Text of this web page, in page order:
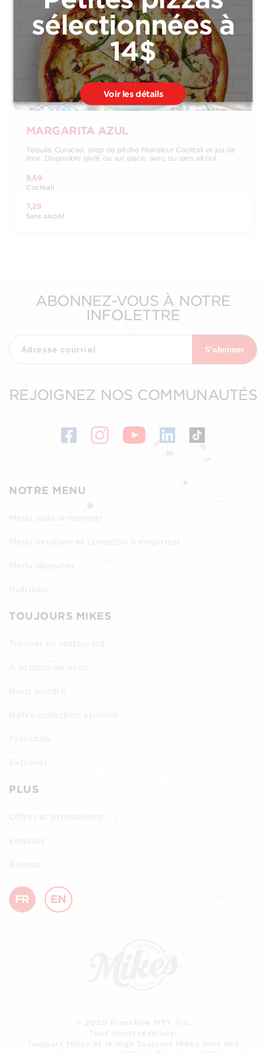
MARGARITA AZUL
Tequila, Curaçao, sirop de pêche Monsieur Cocktail et jus de
lime. Disponible givré ou sur glace, avec ou sans alcool.
9,69
Coctkail
7,29
Sans alcool
NOTRE MENU
Menu salle-à-manger
Menu livraison et comptoir à emporter
TOUJOURS MIKES
Nous joindre
PLUS
Emplois
Blogue
FR EN
ABONNEZ-VOUS À NOTRE
INFOLETTRE
S'abonner
REJOIGNEZ NOS COMMUNAUTÉS
© 2020 Franchise MTY Inc.
Tous droits réservés.
Toujours Mikes et le logo Toujours Mikes sont des
sélectionnées à
14$
Voir les détails